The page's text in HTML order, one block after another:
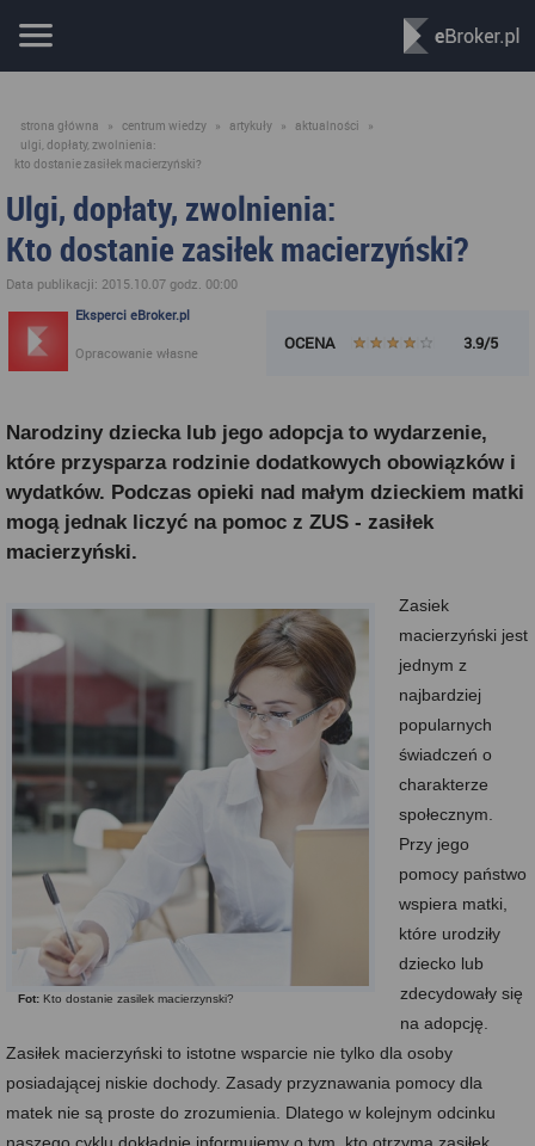
strona główna » centrum wiedzy » artykuły » aktualności
»
ulgi, dopłaty, zwolnienia:
kto dostanie zasiłek macierzyński?
Ulgi, dopłaty, zwolnienia:
Kto dostanie zasiłek macierzyński?
Data publikacji: 2015.10.07 godz. 00:00
Eksperci eBroker.pl
Opracowanie własne OCENA 3.9/5
Narodziny dziecka lub jego adopcja to wydarzenie,
które przysparza rodzinie dodatkowych obowiązków i
wydatków. Podczas opieki nad małym dzieckiem matki
mogą jednak liczyć na pomoc z ZUS - zasiłek
macierzyński.
Fot: Kto dostanie zasilek macierzynski?
Zasiek
macierzyński jest
jednym z
najbardziej
popularnych
świadczeń o
charakterze
społecznym.
Przy jego
pomocy państwo
wspiera matki,
które urodziły
dziecko lub
zdecydowały się
na adopcję.
Zasiłek macierzyński to istotne wsparcie nie tylko dla osoby
posiadającej niskie dochody. Zasady przyznawania pomocy dla
matek nie są proste do zrozumienia. Dlatego w kolejnym odcinku